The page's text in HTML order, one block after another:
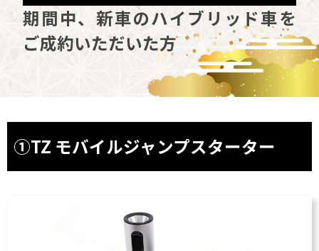
期間中、新車のハイブリッド車を
ご成約いただいた方
①TZ モバイルジャンプスターター